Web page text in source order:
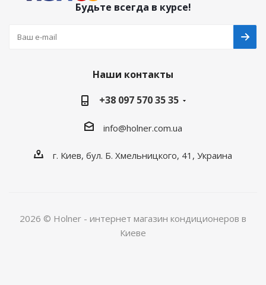
Будьте всегда в курсе!
Наши контакты
+38 097 570 35 35
info@holner.com.ua
г. Киев, бул. Б. Хмельницкого, 41, Украина
2026 © Holner - интернет магазин кондиционеров в
Киеве